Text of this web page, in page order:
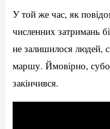
У той же час, як
численних затримань
не залишилося людей,
маршу. Ймовірно,
закінчився.